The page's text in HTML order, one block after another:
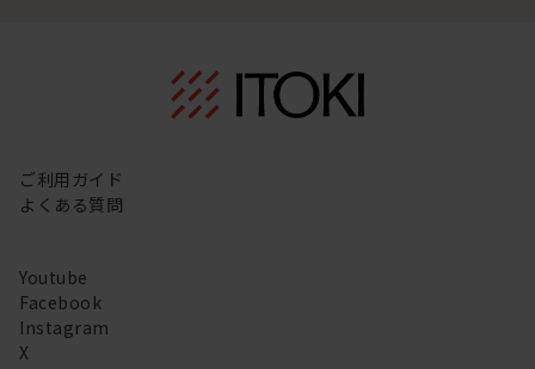
ご利用ガイド
よくある質問
Youtube
Facebook
Instagram
X